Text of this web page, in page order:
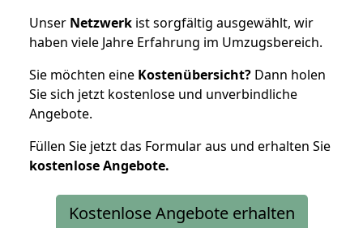
Unser Netzwerk ist sorgfältig ausgewählt, wir
haben viele Jahre Erfahrung im Umzugsbereich.
Sie möchten eine Kostenübersicht? Dann holen
Sie sich jetzt kostenlose und unverbindliche
Angebote.
Füllen Sie jetzt das Formular aus und erhalten Sie
kostenloseAngebote.
Kostenlose Angebote erhalten